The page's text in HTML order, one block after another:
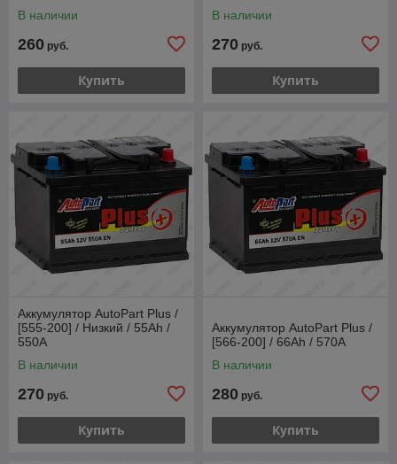
В наличии
260 руб.
Купить
В наличии
270 руб.
Купить
Аккумулятор AutoPart Plus /
[555-200] / Низкий / 55Ah /
550А
В наличии
270 руб.
Купить
Аккумулятор AutoPart Plus /
[566-200] / 66Ah / 570А
В наличии
280 руб.
Купить